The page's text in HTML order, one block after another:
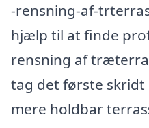
-rensning-af-
hjælp til at finde
rensning af
tag det første
mere holdbar